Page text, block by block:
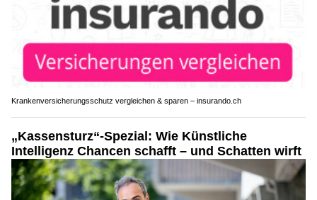
Krankenversicherungsschutz vergleichen & sparen – insurando.ch
„Kassensturz“-Spezial: Wie Künstliche
Intelligenz Chancen schafft – und Schatten wirft